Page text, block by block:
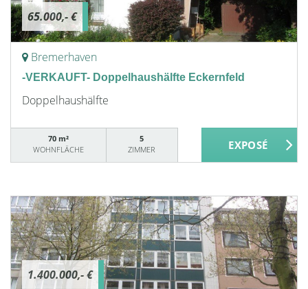
65.000,- €
Bremerhaven
-VERKAUFT- Doppelhaushälfte Eckernfeld
Doppelhaushälfte
70 m²
WOHNFLÄCHE
5
ZIMMER
1.400.000,- €